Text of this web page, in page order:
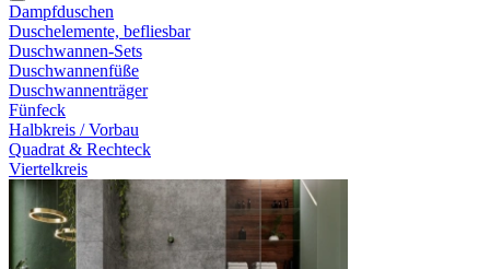
Dampfduschen
Duschelemente, befliesbar
Duschwannen-Sets
Duschwannenfüße
Duschwannenträger
Fünfeck
Halbkreis / Vorbau
Quadrat & Rechteck
Viertelkreis